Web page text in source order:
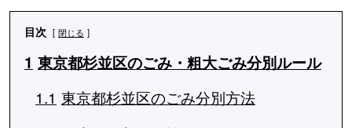
目次 閉じる
1 東京都杉並区のごみ・粗大ごみ分別ルール
1.1 東京都杉並区のごみ分別方法